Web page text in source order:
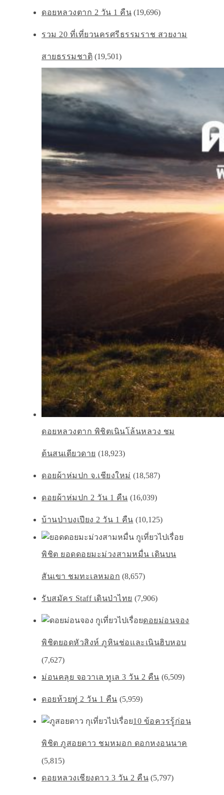
ดอยหลวงตาก 2 วัน 1 คืน (19,696)
รวม 20 ที่เที่ยวนครศรีธรรมราช สวยงาม
สายธรรมชาติ (19,501)
ดอยหลวงตาก พิชิตเนินโล้นหลวง ชม
ต้นสนเดียวดาย (18,923)
ดอยผ้าห่มปก จ.เชียงใหม่ (18,587)
ดอยผ้าห่มปก 2 วัน 1 คืน (16,039)
บ้านป่าบงเปียง 2 วัน 1 คืน (10,125)
พิชิต ยอดดอยมะม่วงสามหมื่น เดินบน
สันเขา ชมทะเลหมอก (8,657)
รับสมัคร Staff เดินป่าไทย (7,906)
ดอยม่อนจอง
พิชิตยอดหัวสิงห์ ภูหินช่อเเละเนินฮิบหอบ
(7,627)
ม่อนคลุย จอวาเล ทูเล 3 วัน 2 คืน (6,509)
ดอยห้วยทู่ 2 วัน 1 คืน (5,959)
10 ข้อควรรู้ก่อน
พิชิต ภูสอยดาว ชมหมอก ดอกหงอนนาค
(5,815)
ดอยหลวงเชียงดาว 3 วัน 2 คืน (5,797)